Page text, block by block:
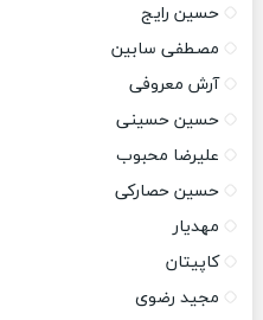
حسین رایج
مصطفی سابین
آرش معروفی
حسین حسینی
علیرضا محبوب
حسین حصارکی
مهدیار
کاپیتان
مجید رضوی